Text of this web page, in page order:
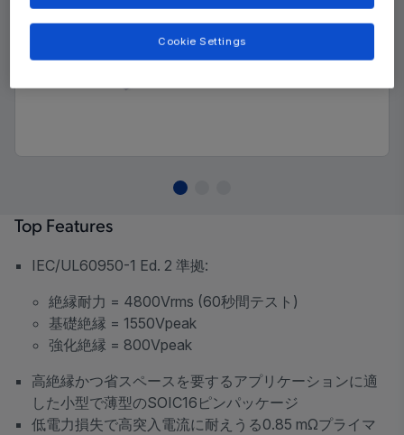
Top Features
IEC/UL60950-1 Ed. 2 準拠:
絶縁耐力 = 4800Vrms (60秒間テスト)
基礎絶縁 =1550Vpeak
強化絶縁 = 800Vpeak
高絶縁かつ省スペースを要するアプリケーションに適
した小型で薄型のSOIC16ピンパッケージ
低電力損失で高突入電流に耐えうる0.85 mΩプライマ
Cookie Settings